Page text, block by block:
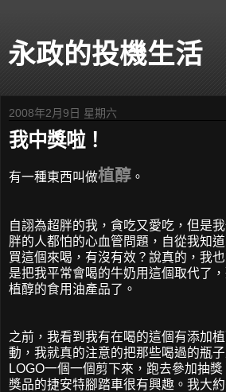
永政的投機生活
2008年2月9日 星期六
我中獎啦！
有一種東西叫做植醇 。
自詡為超胖的我，貪吃又愛吃，但是
胖的人都怕的心血管問題，自從我知
買這個來喝，有沒有效？說真的，我
是把我平常會喝的牛奶用這個取代了
植醇的食用油產品了。
之前，我看到我有在喝的這個有添加
動，我就真的注意的把那些喝過的瓶
LOGO一個一個剪下來，跑去參加抽
獎品的捷安特腳踏車很有興趣。我大